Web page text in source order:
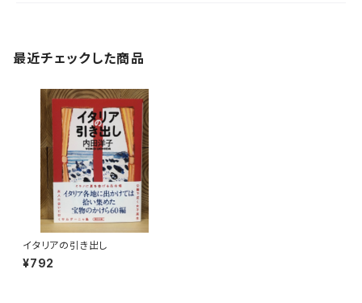
最近チェックした商品
イタリアの引き出し
¥792